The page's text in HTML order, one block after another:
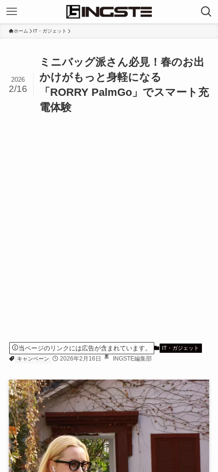
ホーム IT・ガジェット
ミニバッグ派さん必見！春のお出
かけがもっと身軽になる
「RORRY PalmGo」でスマート充
電体験
2026
2/16
当ページのリンクには広告が含まれています。
IT・ガジェット
キャンペーン
2026年2月16日 INGSTE編集部